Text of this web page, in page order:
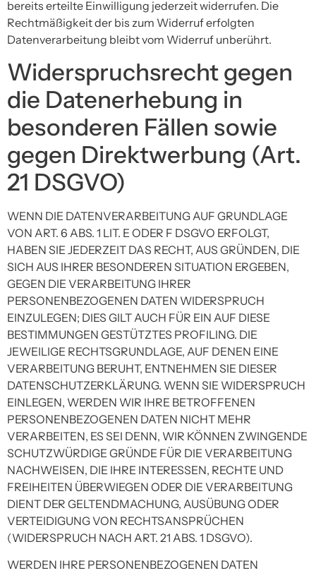
bereits erteilte Einwilligung jederzeit widerrufen. Die
Rechtmäßigkeit der bis zum Widerruf erfolgten
Datenverarbeitung bleibt vom Widerruf unberührt.
Widerspruchsrecht gegen
die Datenerhebung in
besonderen Fällen sowie
gegen Direktwerbung (Art.
21 DSGVO)
WENN DIE DATENVERARBEITUNG AUF GRUNDLAGE
VON ART. 6 ABS. 1 LIT. E ODER F DSGVO ERFOLGT,
HABEN SIE JEDERZEIT DAS RECHT, AUS GRÜNDEN, DIE
SICH AUS IHRER BESONDEREN SITUATION ERGEBEN,
GEGEN DIE VERARBEITUNG IHRER
PERSONENBEZOGENEN DATEN WIDERSPRUCH
EINZULEGEN; DIES GILT AUCH FÜR EIN AUF DIESE
BESTIMMUNGEN GESTÜTZTES PROFILING. DIE
JEWEILIGE RECHTSGRUNDLAGE, AUF DENEN EINE
VERARBEITUNG BERUHT, ENTNEHMEN SIE DIESER
DATENSCHUTZERKLÄRUNG. WENN SIE WIDERSPRUCH
EINLEGEN, WERDEN WIR IHRE BETROFFENEN
PERSONENBEZOGENEN DATEN NICHT MEHR
VERARBEITEN, ES SEI DENN, WIR KÖNNEN ZWINGENDE
SCHUTZWÜRDIGE GRÜNDE FÜR DIE VERARBEITUNG
NACHWEISEN, DIE IHRE INTERESSEN, RECHTE UND
FREIHEITEN ÜBERWIEGEN ODER DIE VERARBEITUNG
DIENT DER GELTENDMACHUNG, AUSÜBUNG ODER
VERTEIDIGUNG VON RECHTSANSPRÜCHEN
(WIDERSPRUCH NACH ART. 21 ABS. 1 DSGVO).
WERDEN IHRE PERSONENBEZOGENEN DATEN